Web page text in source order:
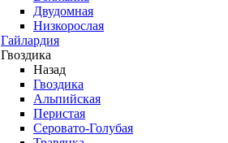
Двудомная
Низкорослая
Гайлардия
Гвоздика
Назад
Гвоздика
Альпийская
Перистая
Серовато-Голубая